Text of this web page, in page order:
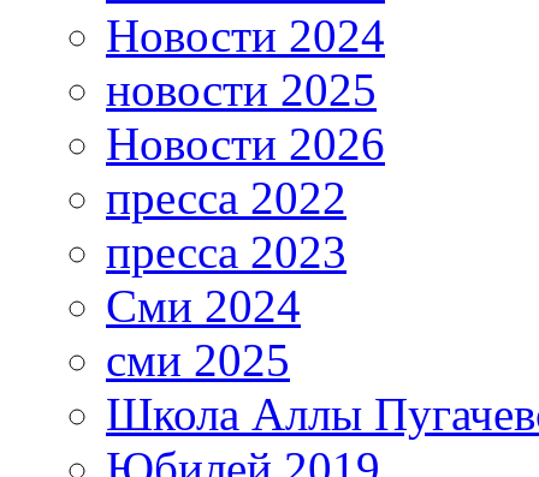
Новости 2024
новости 2025
Новости 2026
пресса 2022
пресса 2023
Сми 2024
сми 2025
Школа Аллы